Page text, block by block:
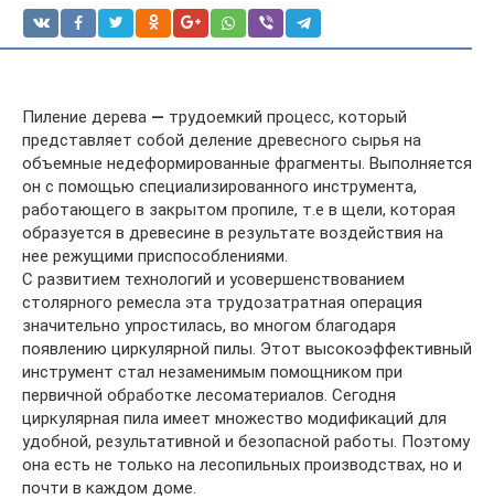
Пиление дерева — трудоемкий процесс, который
представляет собой деление древесного сырья на
объемные недеформированные фрагменты. Выполняется
он с помощью специализированного инструмента,
работающего в закрытом пропиле, т.е в щели, которая
образуется в древесине в результате воздействия на
нее режущими приспособлениями.
С развитием технологий и усовершенствованием
столярного ремесла эта трудозатратная операция
значительно упростилась, во многом благодаря
появлению циркулярной пилы. Этот высокоэффективный
инструмент стал незаменимым помощником при
первичной обработке лесоматериалов. Сегодня
циркулярная пила имеет множество модификаций для
удобной, результативной и безопасной работы. Поэтому
она есть не только на лесопильных производствах, но и
почти в каждом доме.